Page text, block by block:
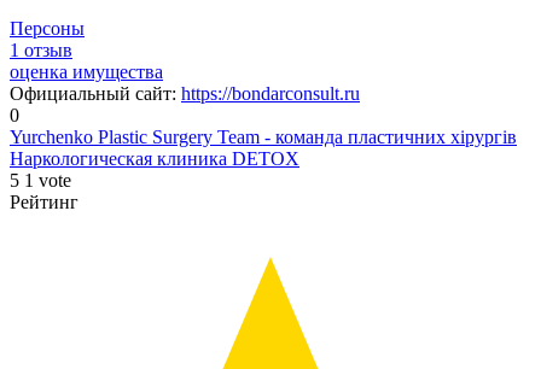
Персоны
1 отзыв
оценка имущества
Официальный сайт: https://bondarconsult.ru
0
Yurchenko Plastic Surgery Team - команда пластичних хірургів
Наркологическая клиника DETOX
5 1 vote
Рейтинг